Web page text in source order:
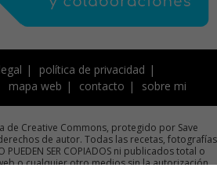
política de privacidad
mapa web contacto sobre mi
de Creative Commons, protegido por Save
de autor. Todas las recetas, fotografías
SER COPIADOS ni publicados total o
o cualquier otro medios sin la autorización